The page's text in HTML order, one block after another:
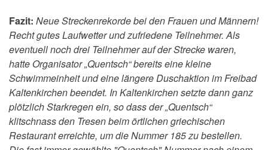
Fazit: Neue Streckenrekorde bei den Frauen und Männern!
Recht gutes Laufwetter und zufriedene Teilnehmer. Als
eventuell noch drei Teilnehmer auf der Strecke waren,
hatte Organisator „Quentsch“ bereits eine kleine
Schwimmeinheit und eine längere Duschaktion im Freibad
Kaltenkirchen beendet. In Kaltenkirchen setzte dann ganz
plötzlich Starkregen ein, so dass der „Quentsch“
klitschnass den Tresen beim örtlichen griechischen
Restaurant erreichte, um die Nummer 185 zu bestellen.